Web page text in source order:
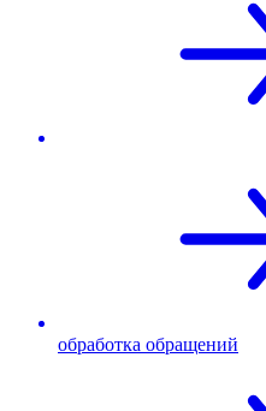
обработка обращений